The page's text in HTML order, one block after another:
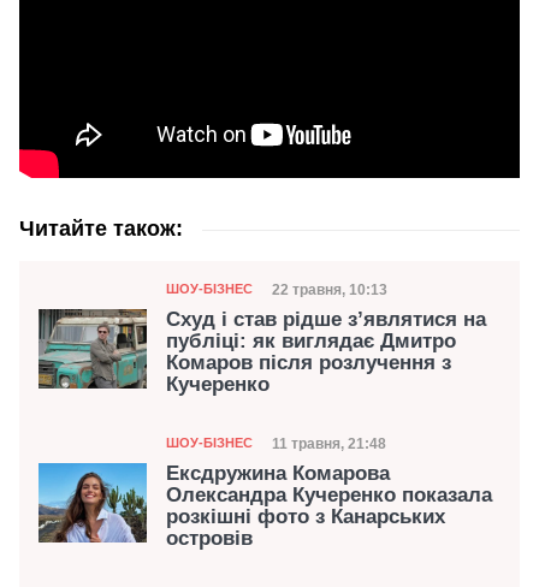
Читайте також:
Категорія
ШОУ-БІЗНЕС Дата публікації
22 травня, 10:13
Схуд і став рідше з’являтися на
публіці: як виглядає Дмитро
Комаров після розлучення з
Кучеренко
Категорія
ШОУ-БІЗНЕС Дата публікації
11 травня, 21:48
Ексдружина Комарова
Олександра Кучеренко показала
розкішні фото з Канарських
островів